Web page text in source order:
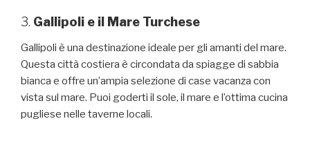
3. Gallipoli e il Mare Turchese
Gallipoli è una destinazione ideale per gli amanti del mare.
Questa città costiera è circondata da spiagge di sabbia
bianca e offre un’ampia selezione di case vacanza con
vista sul mare. Puoi goderti il sole, il mare e l’ottima cucina
pugliese nelle taverne locali.